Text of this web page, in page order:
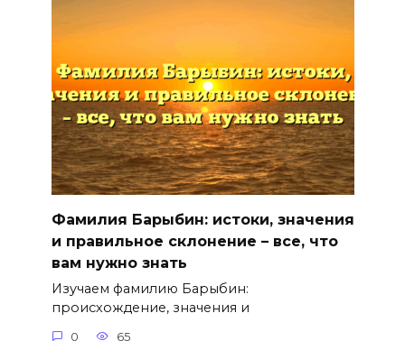
Фамилия Барыбин: истоки, значения
и правильное склонение – все, что
вам нужно знать
Изучаем фамилию Барыбин:
происхождение, значения и
0 65